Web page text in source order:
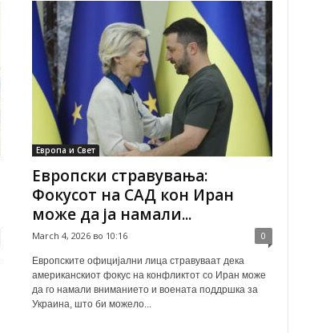
Европа и Свет
Европски стравувања:
Фокусот на САД кон Иран
може да ја намали...
March 4, 2026 во 10:16 0
Европските официјални лица стравуваат дека
американскиот фокус на конфликтот со Иран може
да го намали вниманието и воената поддршка за
Украина, што би можело...